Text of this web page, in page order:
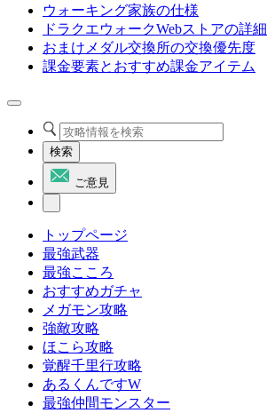
ウォーキング家族の仕様
ドラクエウォークWebストアの詳細
おまけメダル交換所の交換優先度
課金要素とおすすめ課金アイテム
検索
ご意見
トップページ
最強武器
最強こころ
おすすめガチャ
メガモン攻略
強敵攻略
ほこら攻略
覚醒千里行攻略
あるくんですW
最強仲間モンスター